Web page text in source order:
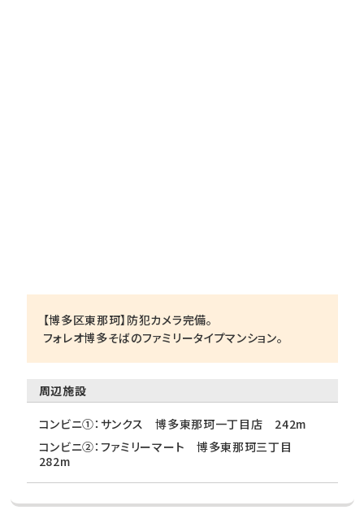
【博多区東那珂】防犯カメラ完備。
フォレオ博多そばのファミリータイプマンション。
周辺施設
コンビニ①：サンクス 博多東那珂一丁目店 242m
コンビニ②：ファミリーマート 博多東那珂三丁目
282m